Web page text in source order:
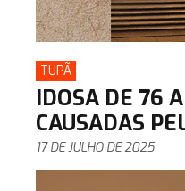
TUPÃ
IDOSA DE 76
CAUSADAS
17 DE JULHO DE 2025